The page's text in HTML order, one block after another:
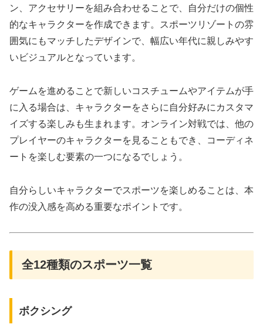
ン、アクセサリーを組み合わせることで、自分だけの個性
的なキャラクターを作成できます。スポーツリゾートの雰
囲気にもマッチしたデザインで、幅広い年代に親しみやす
いビジュアルとなっています。
ゲームを進めることで新しいコスチュームやアイテムが手
に入る場合は、キャラクターをさらに自分好みにカスタマ
イズする楽しみも生まれます。オンライン対戦では、他の
プレイヤーのキャラクターを見ることもでき、コーディネ
ートを楽しむ要素の一つになるでしょう。
自分らしいキャラクターでスポーツを楽しめることは、本
作の没入感を高める重要なポイントです。
全12種類のスポーツ一覧
ボクシング